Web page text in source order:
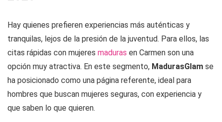
Hay quienes prefieren experiencias más auténticas y
tranquilas, lejos de la presión de la juventud. Para ellos, las
citas rápidas con mujeres maduras en Carmen son una
opción muy atractiva. En este segmento, MadurasGlam se
ha posicionado como una página referente, ideal para
hombres que buscan mujeres seguras, con experiencia y
que saben lo que quieren.